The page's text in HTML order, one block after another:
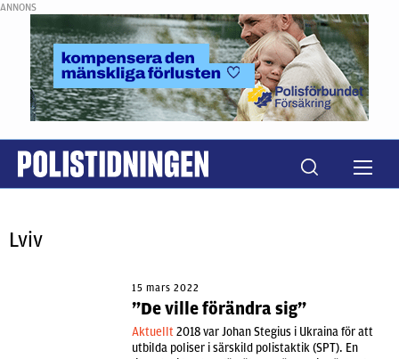
ANNONS
Lviv
15 mars 2022
”De ville förändra sig”
Aktuellt 2018 var Johan Stegius i Ukraina för att
utbilda poliser i särskild polistaktik (SPT). En